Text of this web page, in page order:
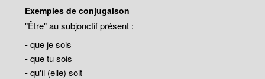
Exemples de conjugaison
"Être" au subjonctif présent :
- que je sois
- que tu sois
- qu'il (elle) soit